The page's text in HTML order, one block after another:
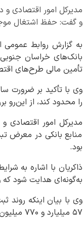
و گفت: حفظ اشتغال
به گزارش روابط عمومی
بانک‌های خراسان
تأمین مالی طرح‌های
وی با تأکید بر ضرورت
را محدود کند، از
مدیرکل امور اقتصادی
منابع بانکی در معرض
بود.
ذاکریان با اشاره به
به‌گونه‌ای هدایت شود که
۵۷ میلیارد و ۷۷۰ میلیون تومان برای دریافت تسهیلات ثبت شده است.